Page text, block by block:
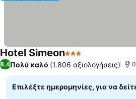
Hotel Simeon3 ΑστέριαΕμφάνιση
8,4Πολύ καλό (1.806 αξιολογήσεις)
Επιλέξτε ημερομηνίες, για να